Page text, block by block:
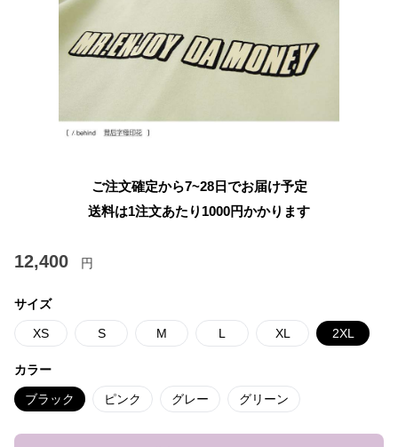
ご注文確定から7~28日でお届け予定
送料は1注文あたり 1000円かかります
12,400 円
サイズ
XS S M L XL 2XL
カラー
ブラック ピンク グレー グリーン